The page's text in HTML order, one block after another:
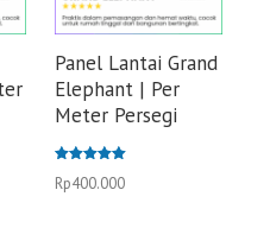
Panel Lantai Grand
Elephant | Per
Meter Persegi
5.00
Rp400.000